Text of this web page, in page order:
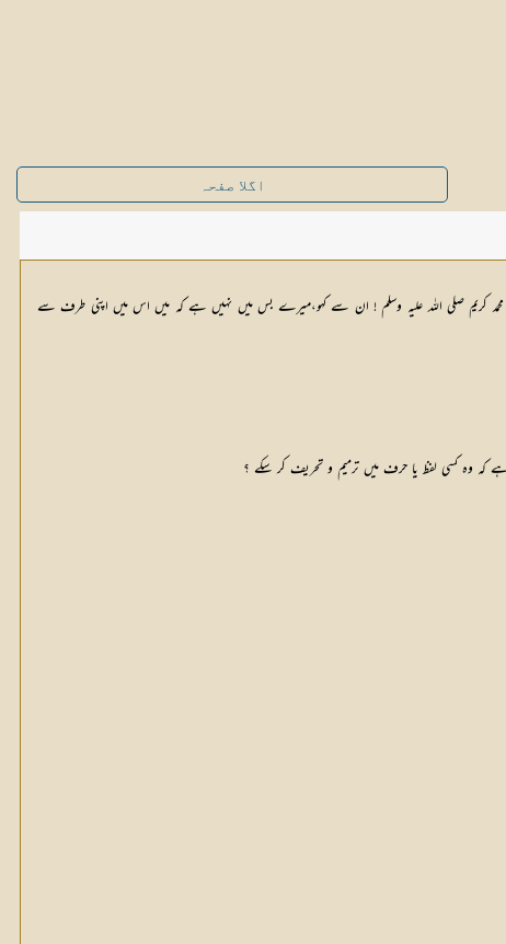
اگلا صفحہ
کریم صلی اللہ علیہ وسلم ! ان سے کہو،میرے بس میں نہیں ہے کہ میں اس میں اپنی طرف سے
ہے کہ وہ کسی لفظ یا حرف میں ترمیم و تحریف کر سکے ؟